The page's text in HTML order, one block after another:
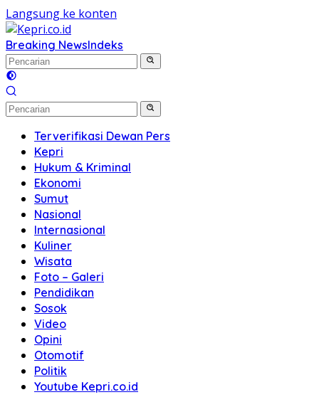
Langsung ke konten
Breaking NewsIndeks
Terverifikasi Dewan Pers
Kepri
Hukum & Kriminal
Ekonomi
Sumut
Nasional
Internasional
Kuliner
Wisata
Foto – Galeri
Pendidikan
Sosok
Video
Opini
Otomotif
Politik
Youtube Kepri.co.id